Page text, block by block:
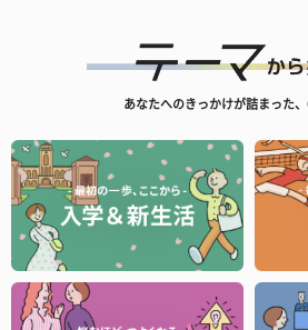
あなたへのきっかけが詰まった